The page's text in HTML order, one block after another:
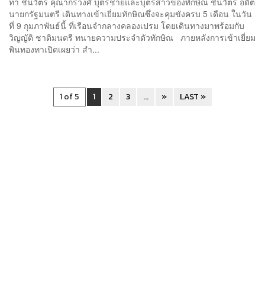
นายกรัฐมนตรี เดินทางเข้าเยี่ยมทักษิณซึ่งจะคุมขังครบ 5 เดือน ในวัน
ที่ 9 กุมภาพันธ์นี้ ที่เรือนจำกลางคลองเปรม โดยเดินทางมาพร้อมกับ
วิญญัติ ชาติมนตรี ทนายความประจำตัวทักษิณ ภายหลังการเข้าเยี่ยม
พินทองทาเปิดเผยว่า สำ...
1 of 5 1 2 3 ... » LAST »